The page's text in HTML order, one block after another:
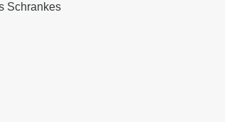
Schrankes